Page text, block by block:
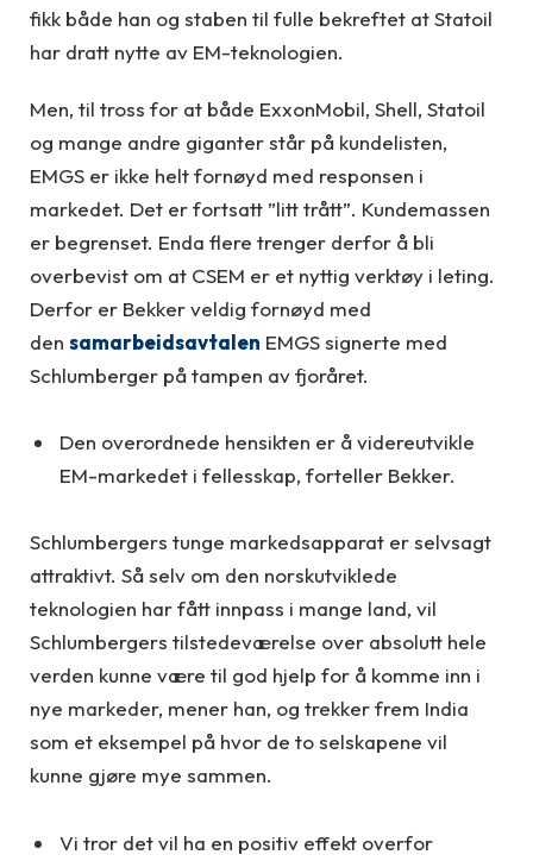
fikk både han og staben til fulle bekreftet at Statoil
har dratt nytte av EM-teknologien.
Men, til tross for at både ExxonMobil, Shell, Statoil
og mange andre giganter står på kundelisten,
EMGS er ikke helt fornøyd med responsen i
markedet. Det er fortsatt ”litt trått”. Kundemassen
er begrenset. Enda flere trenger derfor å bli
overbevist om at CSEM er et nyttig verktøy i leting.
Derfor er Bekker veldig fornøyd med
den samarbeidsavtalen EMGS signerte med
Schlumberger på tampen av fjoråret.
Den overordnede hensikten er å videreutvikle
EM-markedet i fellesskap, forteller Bekker.
Schlumbergers tunge markedsapparat er selvsagt
attraktivt. Så selv om den norskutviklede
teknologien har fått innpass i mange land, vil
Schlumbergers tilstedeværelse over absolutt hele
verden kunne være til god hjelp for å komme inn i
nye markeder, mener han, og trekker frem India
som et eksempel på hvor de to selskapene vil
kunne gjøre mye sammen.
Vi tror det vil ha en positiv effekt overfor